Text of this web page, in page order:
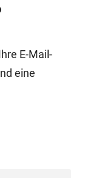
E-Mail-
eine